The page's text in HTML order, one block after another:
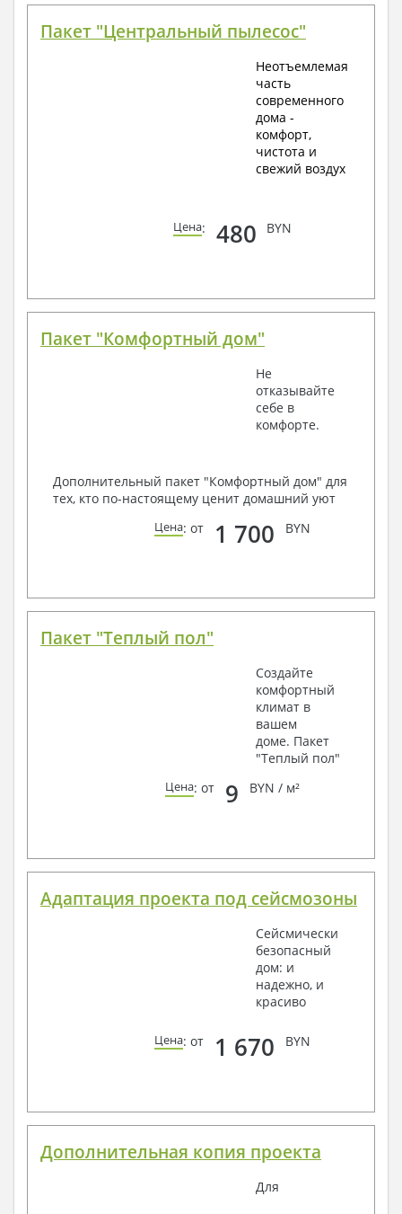
Пакет "Центральный пылесос"
Неотъемлемая
часть
современного
дома -
комфорт,
чистота и
свежий воздух
Цена: 480 BYN
Пакет "Комфортный дом"
Не
отказывайте
себе в
комфорте.
Дополнительный пакет "Комфортный дом" для
тех, кто по-настоящему ценит домашний уют
Цена: от 1 700 BYN
Пакет "Теплый пол"
Создайте
комфортный
климат в
вашем
доме. Пакет
"Теплый пол"
Цена: от 9 BYN / м²
Адаптация проекта под сейсмозоны
Сейсмически
безопасный
дом: и
надежно, и
красиво
Цена: от 1 670 BYN
Дополнительная копия проекта
Для